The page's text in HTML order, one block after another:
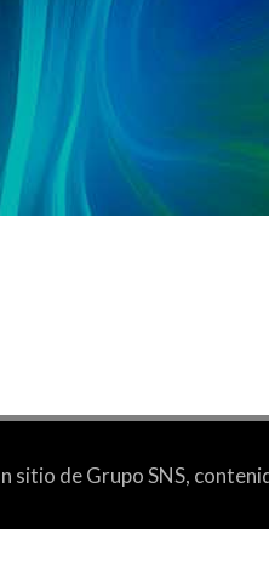
de Grupo SNS,